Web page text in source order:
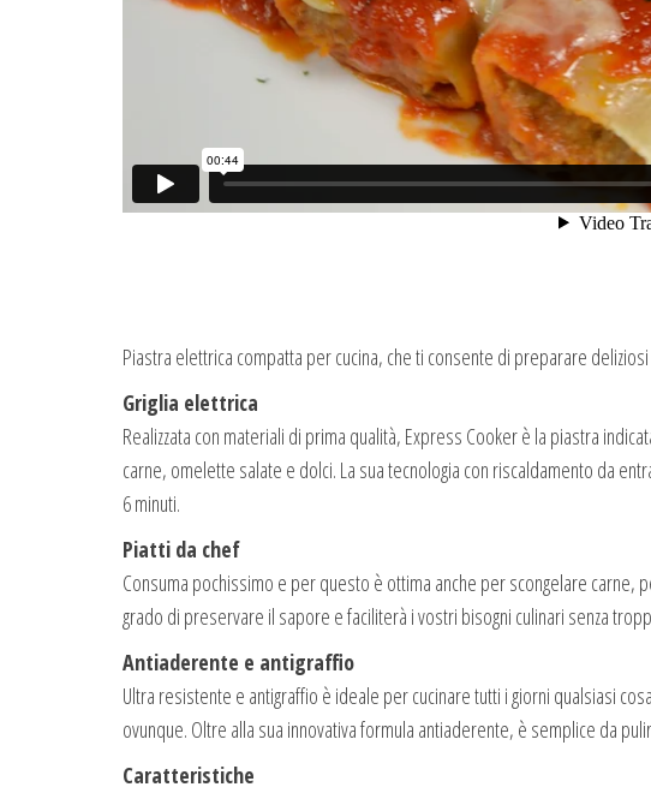
Piastra elettrica compatta per cucina, che ti consente di preparare
Griglia elettrica
Realizzata con materiali di prima qualità, Express Cooker è la piastra
carne, omelette salate e dolci. La sua tecnologia con riscaldamento da
6 minuti.
Piatti da chef
Consuma pochissimo e per questo è ottima anche per scongelare
grado di preservare il sapore e faciliterà i vostri bisogni culinari senza
Antiaderente e antigraffio
Ultra resistente e antigraffio è ideale per cucinare tutti i giorni qualsiasi
ovunque. Oltre alla sua innovativa formula antiaderente, è semplice da
Caratteristiche